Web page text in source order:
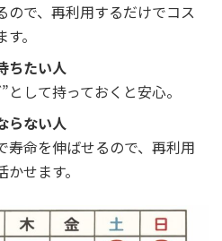
ので、再利用するだけでコス
。
ちたい人
して持っておくと安心。
らない人
寿命を伸ばせるので、再利用
せます。